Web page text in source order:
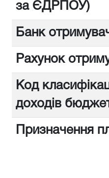
за ЄДРПОУ)
Банк
Рахунок
Код
доходів
Призначення